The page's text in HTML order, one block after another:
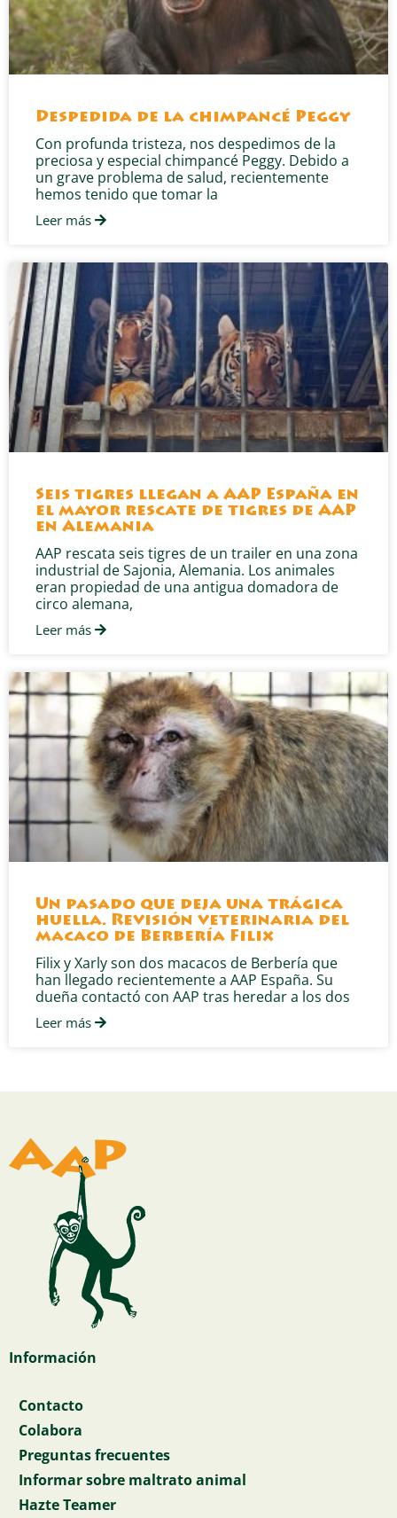
Despedida de la chimpancé Peggy
Con profunda tristeza, nos despedimos de la
preciosa y especial chimpancé Peggy. Debido a
un grave problema de salud, recientemente
hemos tenido que tomar la
Leer más
Seis tigres llegan a AAP España en
el mayor rescate de tigres de AAP
en Alemania
AAP rescata seis tigres de un trailer en una zona
industrial de Sajonia, Alemania. Los animales
eran propiedad de una antigua domadora de
circo alemana,
Leer más
Un pasado que deja una trágica
huella. Revisión veterinaria del
macaco de Berbería Filix
Filix y Xarly son dos macacos de Berbería que
han llegado recientemente a AAP España. Su
dueña contactó con AAP tras heredar a los dos
Leer más
Información
Contacto
Colabora
Preguntas frecuentes
Informar sobre maltrato animal
Hazte Teamer